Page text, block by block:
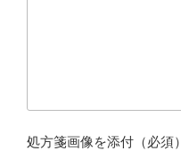
処方箋画像を添付（必須）